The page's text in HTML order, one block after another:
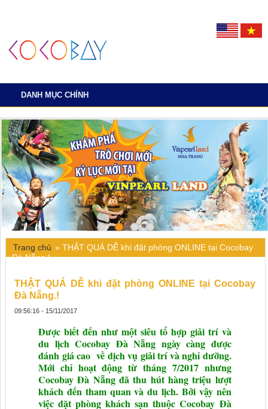
DANH MỤC CHÍNH
Trang chủ » THẬT QUÁ DỄ khi đặt phòng ONLINE tại Cocobay
Đà Nẵng.!
THẬT QUÁ DỄ khi đặt phòng ONLINE tại Cocobay
Đà Nẵng.!
09:56:16 - 15/11/2017
Được biết đến như một siêu tổ hợp giải trí và
du lịch Cocobay Đà Nẵng ngày càng được
đánh giá cao về dịch vụ giải trí và nghỉ dưỡng.
Mới chỉ hoạt động từ tháng 7/2017 nhưng
Cocobay Đà Nẵng đã thu hút hàng triệu lượt
khách đến tham quan và du lịch. Bởi vậy nên
việc đặt phòng khách sạn thuộc Cocobay Đà